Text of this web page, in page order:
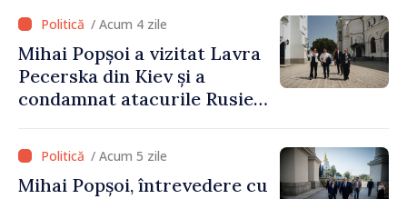
talibană. Aprobarea acestei
vizite a fost o eroare de
evaluare și de coordonare
instituțională”
/ Acum 4 zile
Mihai Popșoi a vizitat Lavra
Pecerska din Kiev și a
condamnat atacurile Rusiei
cultural al Ucrainei
/ Acum 5 zile
Mihai Popșoi, întrevedere cu